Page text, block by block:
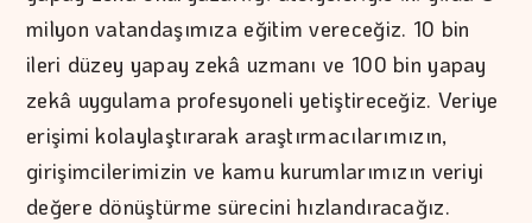
milyon vatandaşımıza eğitim vereceğiz. 10 bin
ileri düzey yapay zekâ uzmanı ve 100 bin yapay
zekâ uygulama profesyoneli yetiştireceğiz. Veriye
erişimi kolaylaştırarak araştırmacılarımızın,
girişimcilerimizin ve kamu kurumlarımızın veriyi
değere dönüştürme sürecini hızlandıracağız.